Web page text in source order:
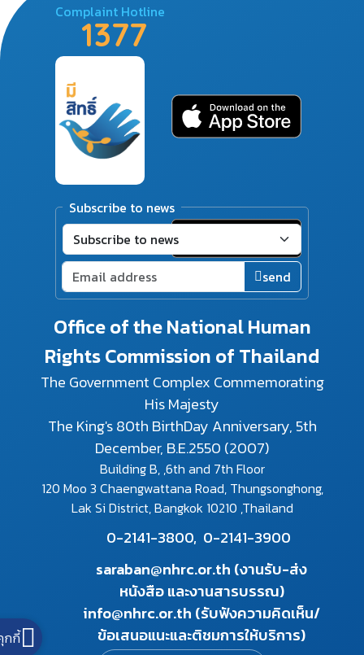
Office of the National Human
Rights Commission of Thailand
The Government Complex Commemorating
His Majesty
The King's 80th BirthDay Anniversary, 5th
December, B.E.2550 (2007)
Building B, ,6th and 7th Floor
120 Moo 3 Chaengwattana Road, Thungsonghong,
Lak Si District, Bangkok 10210 ,Thailand
0-2141-3800, 0-2141-3900
saraban@nhrc.or.th (งานรับ-ส่ง
หนังสือ และงานสารบรรณ)
info@nhrc.or.th (รับฟังความคิดเห็น/
ข้อเสนอแนะและติชมการให้บริการ)
Complaint Hotline
1377
Subscribe to news
send
กกี้